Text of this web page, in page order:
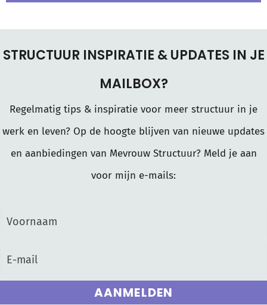
STRUCTUUR INSPIRATIE & UPDATES IN JE
MAILBOX?
Regelmatig tips & inspiratie voor meer structuur in je
werk en leven? Op de hoogte blijven van nieuwe updates
en aanbiedingen van Mevrouw Structuur? Meld je aan
voor mijn e-mails:
AANMELDEN